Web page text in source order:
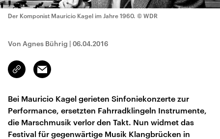
Der Komponist Mauricio Kagel im Jahre 1960. © WDR
Von Agnes Bührig | 06.04.2016
Link
kopieren/teilen
Email
Bei Mauricio Kagel gerieten Sinfoniekonzerte zur
Performance, ersetzten Fahrradklingeln Instrumente,
die Marschmusik verlor den Takt. Nun widmet das
Festival für gegenwärtige Musik Klangbrücken in